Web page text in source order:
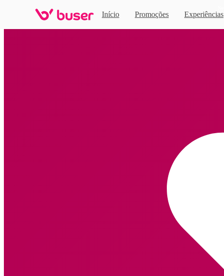
Início Promoções Experiências
Home